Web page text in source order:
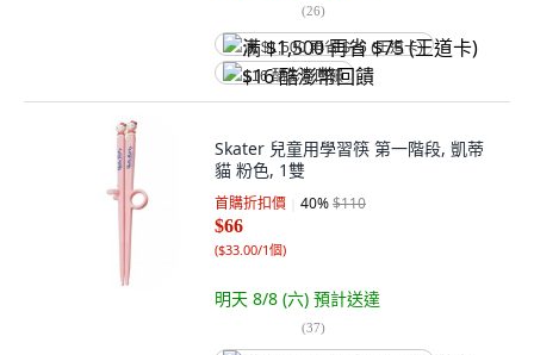
(26)
满 $1,500 再省 $75 (王道卡)
$16 酷澎幣回饋
Skater 兒童用學習筷 第一階段, 凱蒂
貓 粉色, 1雙
首購折扣價 40%$110
$66
($33.00/1個)
明天 8/8 (六) 預計送達
(37)